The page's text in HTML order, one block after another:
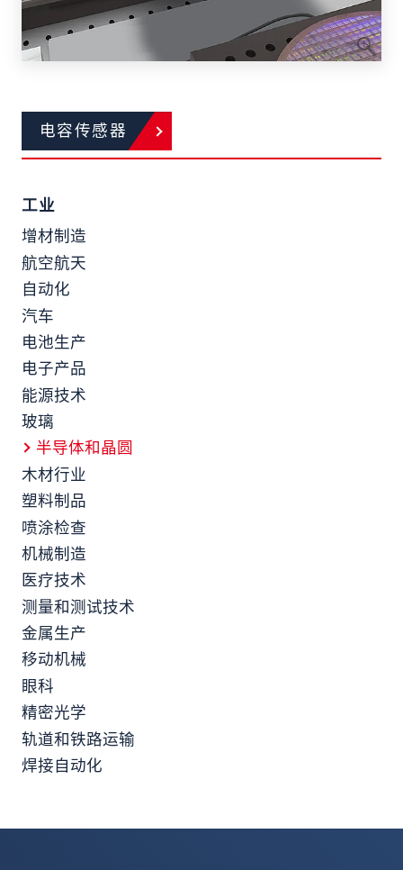
电容传感器
工业
增材制造
航空航天
自动化
汽车
电池生产
电子产品
能源技术
玻璃
半导体和晶圆
木材行业
塑料制品
喷涂检查
机械制造
医疗技术
测量和测试技术
金属生产
移动机械
眼科
精密光学
轨道和铁路运输
焊接自动化